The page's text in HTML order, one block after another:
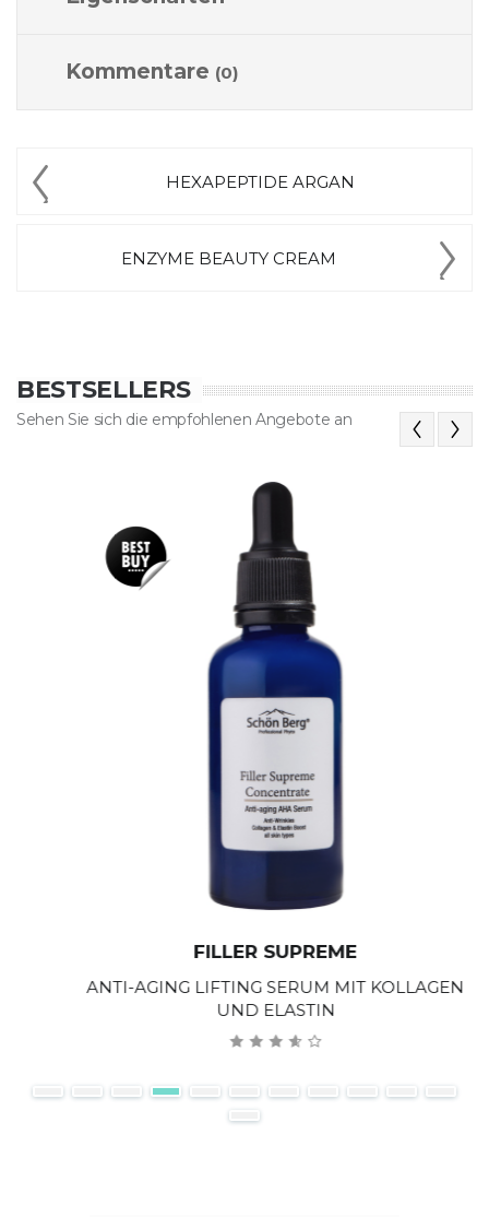
Kommentare (0)
HEXAPEPTIDE ARGAN
ENZYME BEAUTY CREAM
BESTSELLERS
Sehen Sie sich die empfohlenen Angebote an Previous
FILLER SUPREME
ANTI-AGING LIFTING SERUM MIT KOLLAGEN
UND ELASTIN
Next